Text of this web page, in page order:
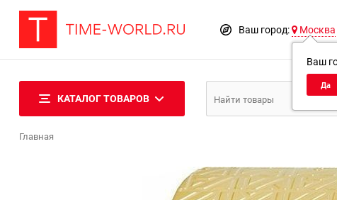
Ваш город: Москва
Ваш
КАТАЛОГ ТОВАРОВ
Главная